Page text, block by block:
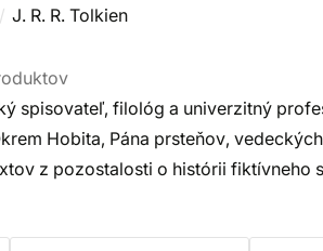
J. R. R. Tolkien
spisovateľ, filológ a univerzitný
Hobita, Pána prsteňov,
z pozostalosti o histórii fiktívneho